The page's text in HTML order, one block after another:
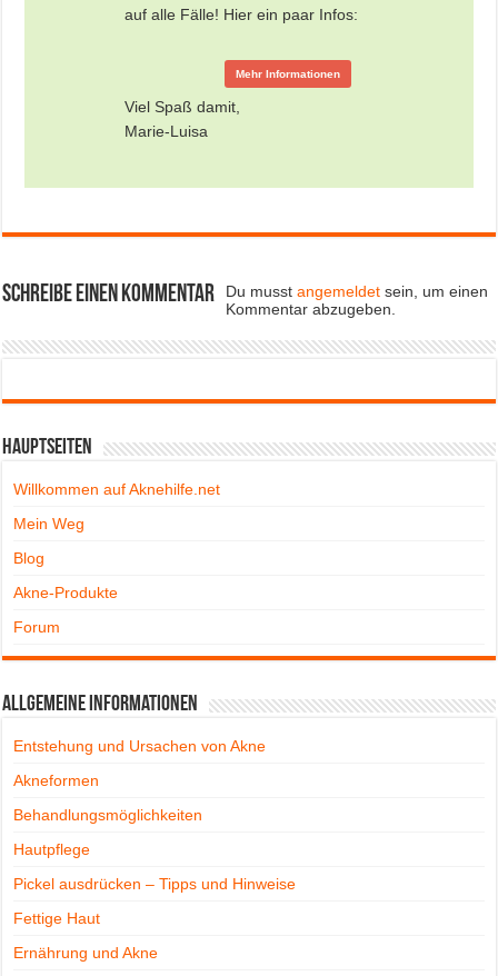
auf alle Fälle! Hier ein paar Infos:
Mehr Informationen
Viel Spaß damit,
Marie-Luisa
Schreibe einen Kommentar Du musstangemeldet sein, um einen
Kommentar abzugeben.
Hauptseiten
Willkommen auf Aknehilfe.net
Mein Weg
Blog
Akne-Produkte
Forum
Allgemeine Informationen
Entstehung und Ursachen von Akne
Akneformen
Behandlungsmöglichkeiten
Hautpflege
Pickel ausdrücken – Tipps und Hinweise
Fettige Haut
Ernährung und Akne